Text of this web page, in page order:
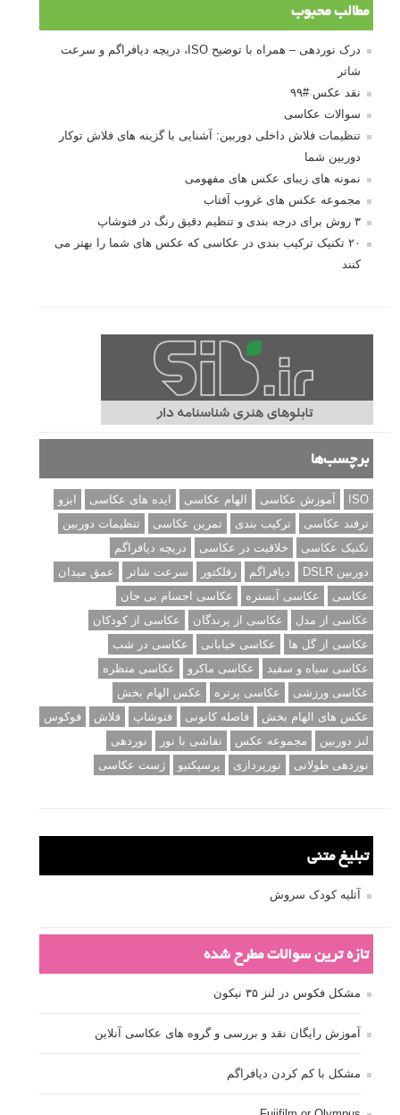
مطالب محبوب
درک نوردهی – همراه با توضیح ISO، دریچه دیافراگم و سرعت
شاتر
نقد عکس #۹۹
سوالات عکاسی
تنظیمات فلاش داخلی دوربین: آشنایی با گزینه های فلاش توکار
دوربین شما
نمونه های زیبای عکس های مفهومی
مجموعه عکس های غروب آفتاب
۳ روش برای درجه بندی و تنظیم دقیق رنگ در فتوشاپ
۲۰ تکنیک ترکیب بندی در عکاسی که عکس های شما را بهتر می
کنند
برچسب‌ها
ISO آموزش عکاسی الهام عکاسی ایده های عکاسی
ایزو
ترفند عکاسی
ترکیب بندی تمرین عکاسی
تنظیمات دوربین
تکنیک عکاسی
خلاقیت در عکاسی
دریچه دیافراگم
دوربین DSLR
دیافراگم رفلکتور سرعت شاتر
عمق میدان
عکاسی
عکاسی آبستره
عکاسی اجسام بی جان
عکاسی از مدل
عکاسی از پرندگان
عکاسی از کودکان
عکاسی از گل ها
عکاسی خیابانی
عکاسی در شب
عکاسی سیاه و سفید
عکاسی ماکرو
عکاسی منظره
عکاسی ورزشی
عکاسی پرتره
عکس الهام بخش
عکس های الهام بخش
فاصله کانونی فتوشاپ فلاش
فوکوس
لنز دوربین
مجموعه عکس نقاشی با نور
نوردهی
نوردهی طولانی
نورپردازی پرسپکتیو ژست عکاسی
تبلیغ متنی
آتلیه کودک سروش
تازه ترین سوالات مطرح شده
مشکل فکوس در لنز ۳۵ نیکون
آموزش رایگان نقد و بررسی و گروه های عکاسی آنلاین
مشکل با کم کردن دیافراگم